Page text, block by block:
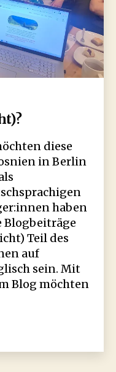
diese
in Berlin
haben
Blogbeiträge
Teil des
auf
sein. Mit
Blog möchten